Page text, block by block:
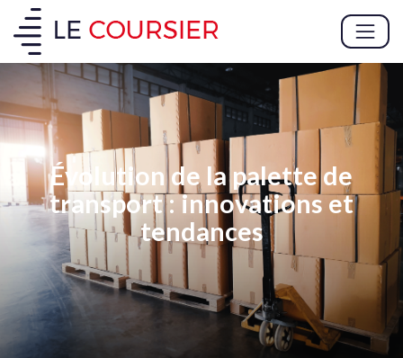
Évolution de la palette de
transport : innovations et
tendances